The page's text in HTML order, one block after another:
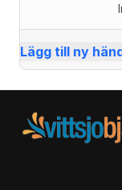
Lägg till ny